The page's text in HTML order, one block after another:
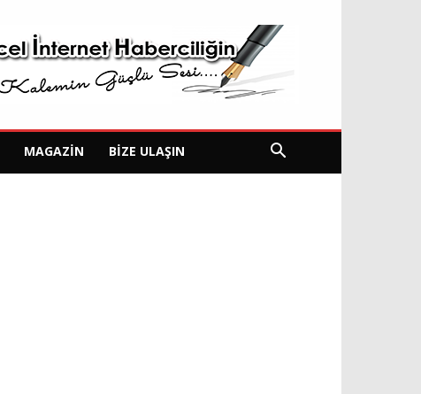
MAGAZIN BIZE ULAŞIN